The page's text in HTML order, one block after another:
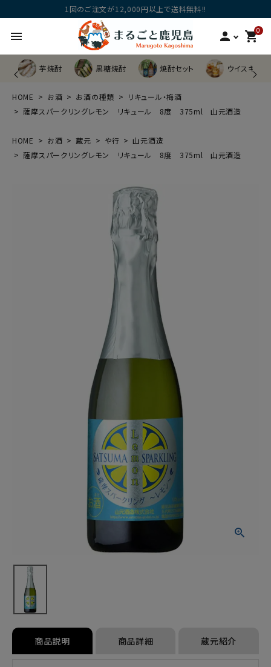
1回のご注文が12,000円以上で送料無料!!
menu person 0
shopping_cart
芋焼酎 黒糖焼酎 焼酎セット ウイスキー他
HOME お酒 お酒の種類
リキュール・梅酒
薩摩スパークリングレモン リキュール 8度 375ml 山元酒造
HOME お酒 蔵元 や行
山元酒造
薩摩スパークリングレモン リキュール 8度 375ml 山元酒造
商品説明 商品詳細 蔵元紹介